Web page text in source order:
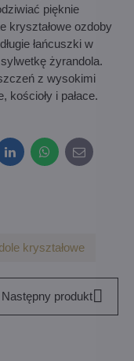
pięknie
kryształowe ozdoby
łańcuszki w
żyrandola.
z wysokimi
kościoły i pałace.
LinkedInWhatsApp
E-
mail
kryształowe
Następny produkt